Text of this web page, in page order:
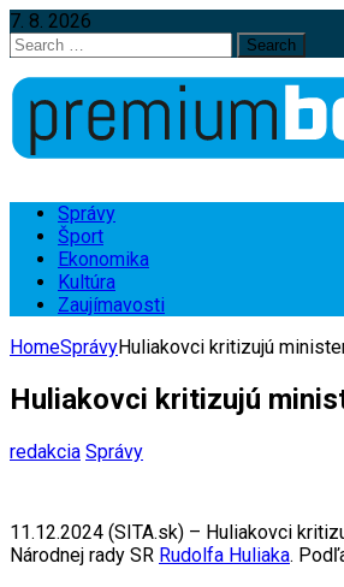
7. 8. 2026
Search
for:
Správy
Šport
Ekonomika
Kultúra
Zaujímavosti
HomeSprávyHuliakovci kritizujú
Huliakovci kritizujú
redakcia Správy
11.12.2024 (SITA.sk) – Huliakovci
Národnej rady SR Rudolfa Huliaka.